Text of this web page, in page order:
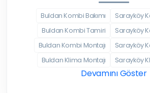
Buldan Kombi Bakımı
Sarayköy
Buldan Kombi Tamiri
Sarayköy
Buldan Kombi Montajı
Sarayköy
Buldan Klima Montajı
Sarayköy
Devamını Göster